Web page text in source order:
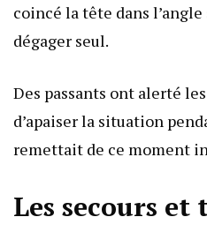
coincé la tête dans
dégager seul.
Des passants ont alerté
d’apaiser la situation
remettait de ce moment
Les secours et